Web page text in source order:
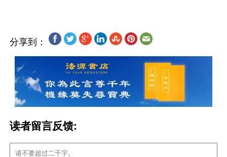
分享到：
读者留言反馈: